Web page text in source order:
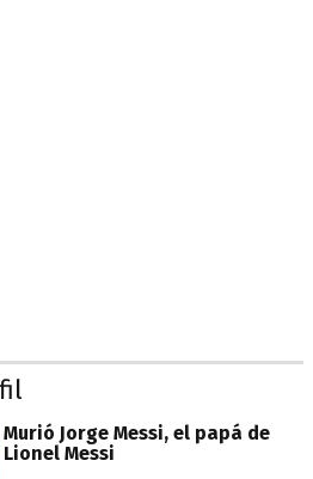
Murió Jorge Messi, el papá de
Lionel Messi